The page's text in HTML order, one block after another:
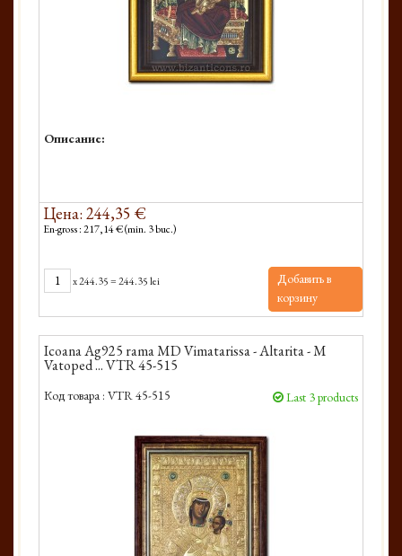
Описание:
Цена: 244,35 €
En-gross : 217,14 € (min. 3 buc.)
x244.35=244.35 lei
Добавить в
корзину
Icoana Ag925 rama MD Vimatarissa - Altarita - M
Vatoped ... VTR 45-515
Код товара : VTR 45-515 Last 3 products